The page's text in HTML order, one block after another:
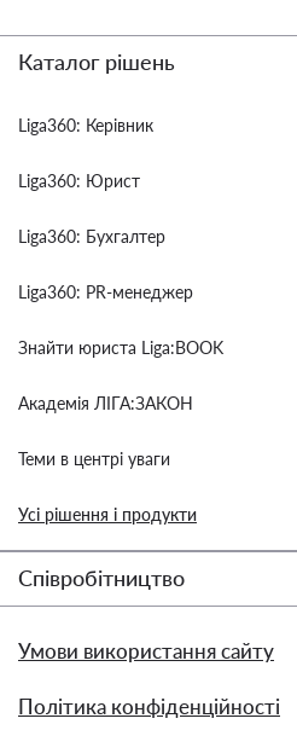
Каталог рішень
Liga360: Керівник
Liga360: Юрист
Liga360: Бухгалтер
Liga360: PR-менеджер
Знайти юриста Liga:BOOK
Академія ЛІГА:ЗАКОН
Теми в центрі уваги
Усі рішення і продукти
Співробітництво
Умови використання сайту
Політика конфіденційності